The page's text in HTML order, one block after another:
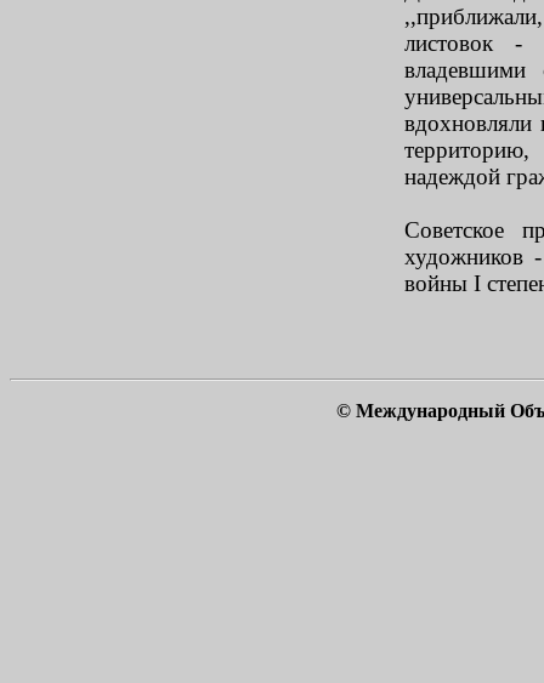
листовок -
надеждой
Советское
художников
войны I
© Международный